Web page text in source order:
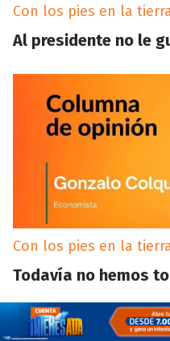
Con los pies en la
Al presidente no le
Con los pies en la
Todavía no hemos